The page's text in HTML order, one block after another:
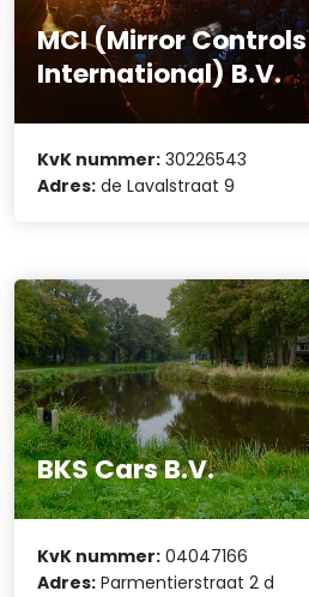
MCI (Mirror Controls
International) B.V.
KvK nummer: 30226543
Adres: de Lavalstraat 9
BKS Cars B.V.
KvK nummer: 04047166
Adres: Parmentierstraat 2 d